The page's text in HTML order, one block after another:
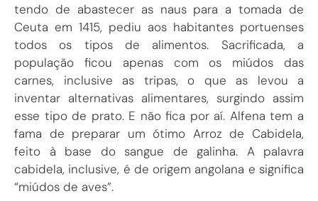
tendo de abastecer as naus para a tomada de
Ceuta em 1415, pediu aos habitantes portuenses
todos os tipos de alimentos. Sacrificada, a
população ficou apenas com os miúdos das
carnes, inclusive as tripas, o que as levou a
inventar alternativas alimentares, surgindo assim
esse tipo de prato. E não fica por aí. Alfena tem a
fama de preparar um ótimo Arroz de Cabidela,
feito à base do sangue de galinha. A palavra
cabidela, inclusive, é de origem angolana e significa
“miúdos de aves”.